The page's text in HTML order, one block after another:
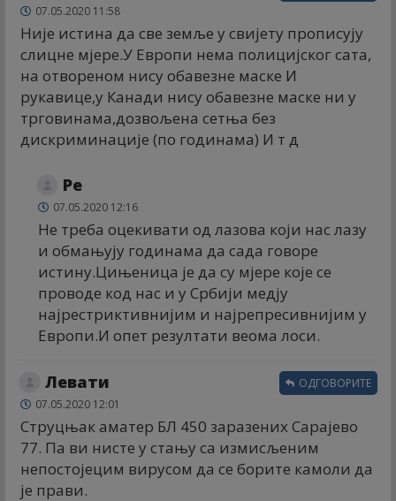
07.05.2020 11:58
Није истина да све земље у свијету прописују
слицне мјере.У Европи нема полицијског сата,
на отвореном нису обавезне маске И
рукавице,у Канади нису обавезне маске ни у
трговинама,дозвољена сетња без
дискриминације (по годинама) И т д
Ре
07.05.2020 12:16
Не треба оцекивати од лазова који нас лазу
и обмањују годинама да сада говоре
истину.Цињеница је да су мјере које се
проводе код нас и у Србији медју
најрестриктивнијим и најрепресивнијим у
Европи.И опет резултати веома лоси.
Левати
07.05.2020 12:01
Струцњак аматер БЛ 450 заразених Сарајево
77. Па ви нисте у стању са измисљеним
непостојецим вирусом да се борите камоли да
је прави.
ОДГОВОРИТЕ